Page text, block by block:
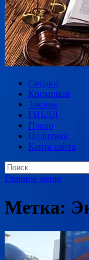
Сводки
Криминал
Законы
ГИБДД
Право
Политика
Карта сайта
Найти:
Главное меню
Метка: